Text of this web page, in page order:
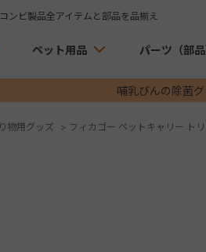
ンビ製品全アイテムと部品を品揃え
ペット用品 パーツ（部品
哺乳びんの除菌
物用グッズ > フィカゴー ペットキャリー ト